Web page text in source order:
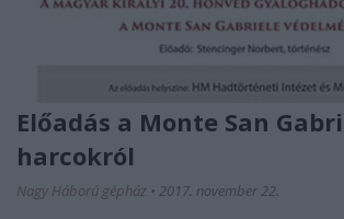
Előadás a Monte San
harcokról
Nagy Háború gépház • 2017. november 22.